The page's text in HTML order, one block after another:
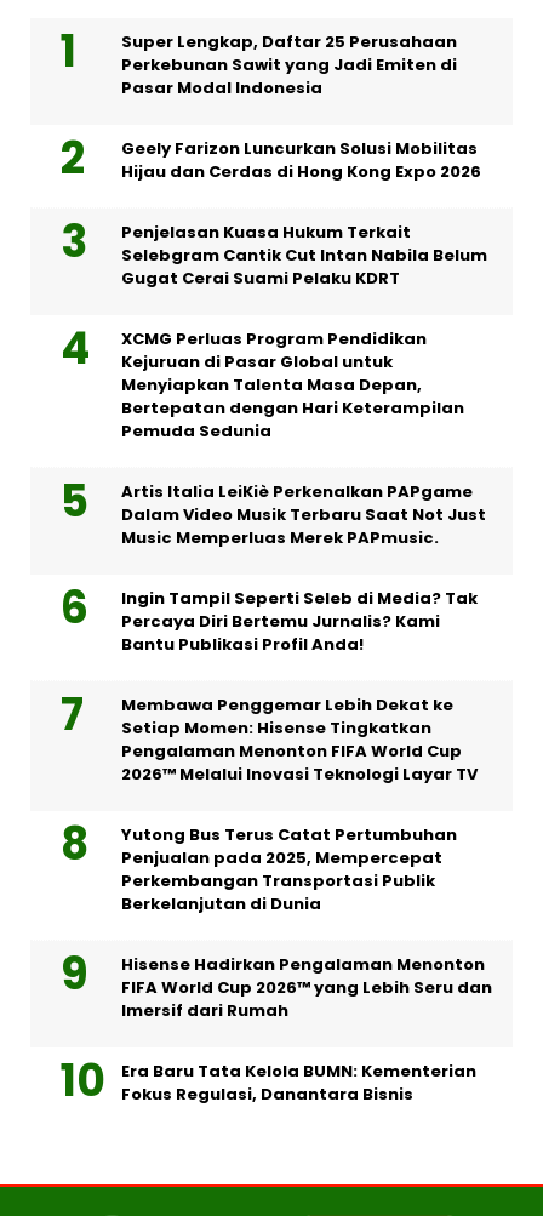
Super Lengkap, Daftar 25 Perusahaan
Perkebunan Sawit yang Jadi Emiten di
Pasar Modal Indonesia
Geely Farizon Luncurkan Solusi Mobilitas
Hijau dan Cerdas di Hong Kong Expo 2026
Penjelasan Kuasa Hukum Terkait
Selebgram Cantik Cut Intan Nabila Belum
Gugat Cerai Suami Pelaku KDRT
XCMG Perluas Program Pendidikan
Kejuruan di Pasar Global untuk
Menyiapkan Talenta Masa Depan,
Bertepatan dengan Hari Keterampilan
Pemuda Sedunia
Artis Italia LeiKiè Perkenalkan PAPgame
Dalam Video Musik Terbaru Saat Not Just
Music Memperluas Merek PAPmusic.
Ingin Tampil Seperti Seleb di Media? Tak
Percaya Diri Bertemu Jurnalis? Kami
Bantu Publikasi Profil Anda!
Membawa Penggemar Lebih Dekat ke
Setiap Momen: Hisense Tingkatkan
Pengalaman Menonton FIFA World Cup
2026™ Melalui Inovasi Teknologi Layar TV
Yutong Bus Terus Catat Pertumbuhan
Penjualan pada 2025, Mempercepat
Perkembangan Transportasi Publik
Berkelanjutan di Dunia
Hisense Hadirkan Pengalaman Menonton
FIFA World Cup 2026™ yang Lebih Seru dan
Imersif dari Rumah
Era Baru Tata Kelola BUMN: Kementerian
Fokus Regulasi, Danantara Bisnis